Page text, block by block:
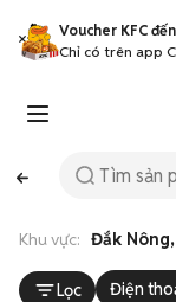
Voucher KFC
Chỉ có trên app
Khu vực: Đắk
Lọc Điện